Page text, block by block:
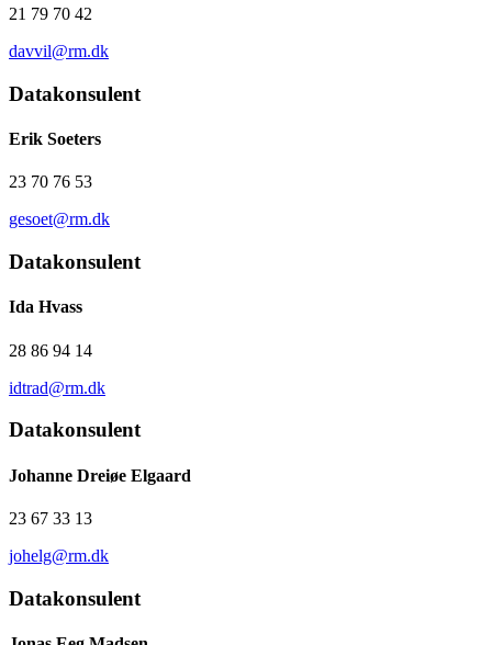
21 79 70 42
davvil@rm.dk
Datakonsulent
Erik Soeters
23 70 76 53
gesoet@rm.dk
Datakonsulent
Ida Hvass
28 86 94 14
idtrad@rm.dk
Datakonsulent
Johanne Dreiøe Elgaard
23 67 33 13
johelg@rm.dk
Datakonsulent